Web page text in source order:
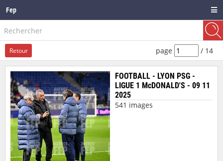
Fep
Retour page / 14
FOOTBALL - LYON PSG -
LIGUE 1 McDONALD'S - 09 11
2025
541 images